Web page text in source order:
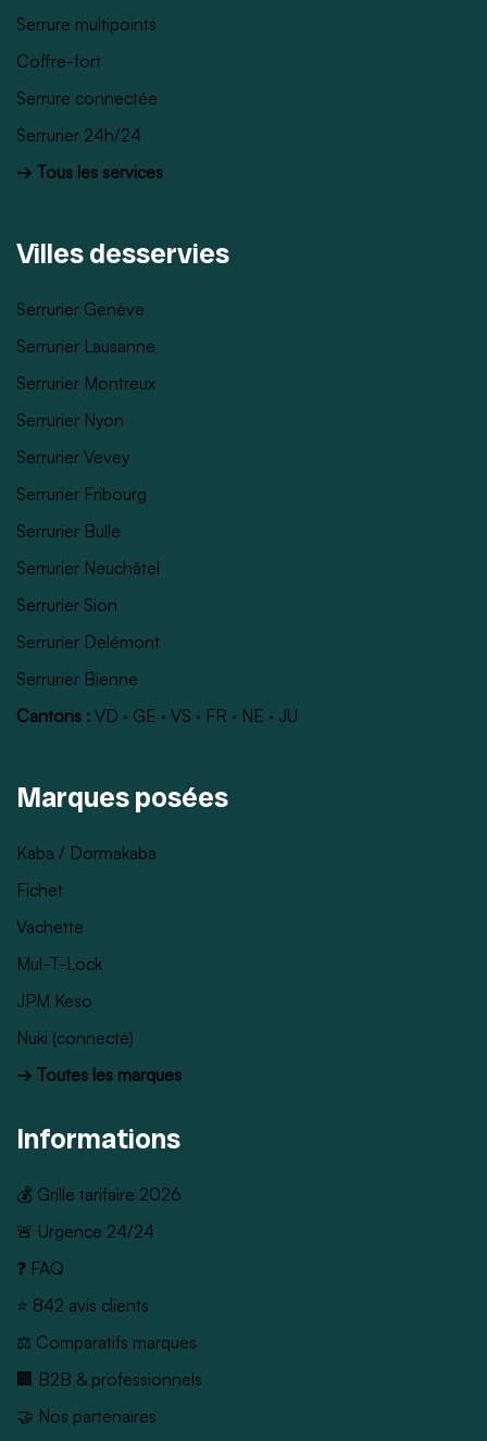
Serrure multipoints
Coffre-fort
Serrure connectée
Serrurier 24h/24
→ Tous les services
Villes desservies
Serrurier Genève
Serrurier Lausanne
Serrurier Montreux
Serrurier Nyon
Serrurier Vevey
Serrurier Fribourg
Serrurier Bulle
Serrurier Neuchâtel
Serrurier Sion
Serrurier Delémont
Serrurier Bienne
Cantons : VD · GE · VS · FR · NE · JU
Marques posées
Kaba / Dormakaba
Fichet
Vachette
Mul-T-Lock
JPM Keso
Nuki (connecté)
→ Toutes les marques
Informations
💰 Grille tarifaire 2026
🚨 Urgence 24/24
❓ FAQ
⭐ 842 avis clients
⚖️ Comparatifs marques
🏢 B2B & professionnels
🤝 Nos partenaires